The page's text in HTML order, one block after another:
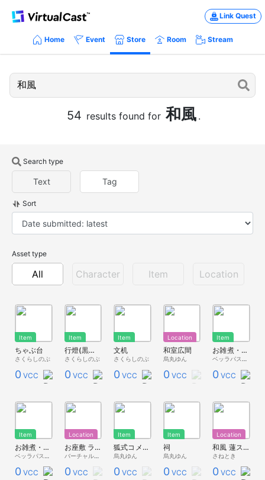
Link Quest
Home Event Store Room Stream
54 results found for 和風 .
Search type
Text Tag
Sort
Asset type
All Character Item Location
Item
ちゃぶ台
さくらしのぶ
0 VCC
Item
行燈(黒百合)
さくらしのぶ
0 VCC
Item
文机
さくらしのぶ
0 VCC
Location
和室広間
烏丸ゆん
0 VCC
Item
お雑煮・おしるこ【ベッライート】
0 VCC
Item
お雑煮・関東風【ベッライート】
0 VCC
Location
お座敷 ライト設定版
バーチャルキャスト公式 素材配布
0 VCC
Item
狐式コメントビューア
烏丸ゆん
0 VCC
Item
祠
烏丸ゆん
0 VCC
Location
和風 蓮スタジオ
さねとき
0 VCC